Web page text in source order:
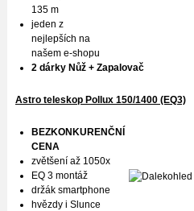
135 m
jeden z
nejlepších na
našem e-shopu
2 dárky Nůž + Zapalovač
Astro teleskop Pollux 150/1400 (EQ3)
BEZKONKURENČNÍ
CENA
zvětšení až 1050x
EQ 3 montáž
držák smartphone
hvězdy i Slunce